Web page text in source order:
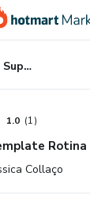
Template Rotina Superprodutiva
1.0 (1)
Collaço